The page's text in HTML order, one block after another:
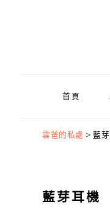
首頁
雲爸的私處 > 藍
藍芽耳機